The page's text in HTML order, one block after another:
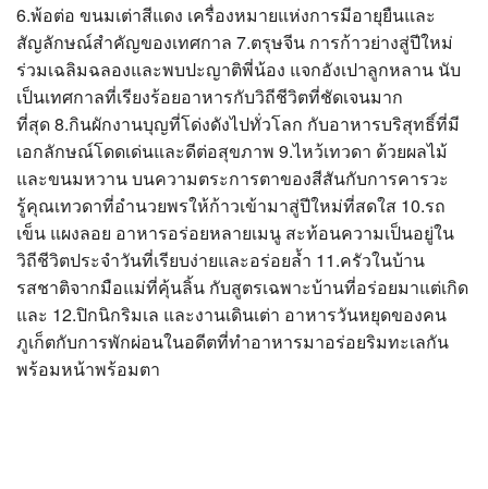
6.พ้อต่อ ขนมเต่าสีแดง เครื่องหมายแห่งการมีอายุยืนและ
สัญลักษณ์สำคัญของเทศกาล 7.ตรุษจีน การก้าวย่างสู่ปีใหม่
ร่วมเฉลิมฉลองและพบปะญาติพี่น้อง แจกอังเปาลูกหลาน นับ
เป็นเทศกาลที่เรียงร้อยอาหารกับวิถีชีวิตที่ชัดเจนมาก
ที่สุด 8.กินผักงานบุญที่โด่งดังไปทั่วโลก กับอาหารบริสุทธิ์ที่มี
เอกลักษณ์โดดเด่นและดีต่อสุขภาพ 9.ไหว้เทวดา ด้วยผลไม้
และขนมหวาน บนความตระการตาของสีสันกับการคารวะ
รู้คุณเทวดาที่อำนวยพรให้ก้าวเข้ามาสู่ปีใหม่ที่สดใส 10.รถ
เข็น แผงลอย อาหารอร่อยหลายเมนู สะท้อนความเป็นอยู่ใน
วิถีชีวิตประจำวันที่เรียบง่ายและอร่อยล้ำ 11.ครัวในบ้าน
รสชาติจากมือแม่ที่คุ้นลิ้น กับสูตรเฉพาะบ้านที่อร่อยมาแต่เกิด
และ 12.ปิกนิกริมเล และงานเดินเต่า อาหารวันหยุดของคน
ภูเก็ตกับการพักผ่อนในอดีตที่ทำอาหารมาอร่อยริมทะเลกัน
พร้อมหน้าพร้อมตา